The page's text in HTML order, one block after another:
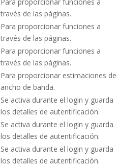
través de las páginas.
Para proporcionar funciones a
través de las páginas.
Para proporcionar funciones a
través de las páginas.
Para proporcionar estimaciones de
ancho de banda.
Se activa durante el login y guarda
los detalles de autentificación.
Se activa durante el login y guarda
los detalles de autentificación.
Se activa durante el login y guarda
los detalles de autentificación.